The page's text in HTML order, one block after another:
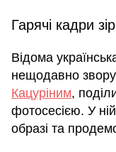
Гарячі кадри
Відома
нещодавно
Кацуріним,
фотосесією. У
образі та